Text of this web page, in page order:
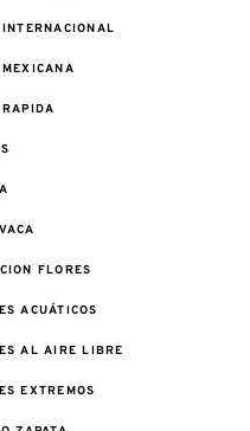
FLORES
ACUÁTICOS
AL AIRE LIBRE
EXTREMOS